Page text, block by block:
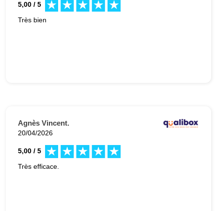
5,00 / 5
Très bien
Agnès Vincent.
20/04/2026
5,00 / 5
Très efficace.